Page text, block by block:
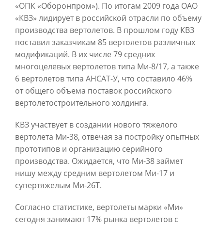
«ОПК «Оборонпром»). По итогам 2009 года ОАО
«КВЗ» лидирует в российской отрасли по объему
производства вертолетов. В прошлом году КВЗ
поставил заказчикам 85 вертолетов различных
модификаций. В их числе 79 средних
многоцелевых вертолетов типа Ми-8/17, а также
6 вертолетов типа АНСАТ-У, что составило 46%
от общего объема поставок российского
вертолетостроительного холдинга.
КВЗ участвует в создании нового тяжелого
вертолета Ми-38, отвечая за постройку опытных
прототипов и организацию серийного
производства. Ожидается, что Ми-38 займет
нишу между средним вертолетом Ми-17 и
супертяжелым Ми-26Т.
Согласно статистике, вертолеты марки «Ми»
сегодня занимают 17% рынка вертолетов с